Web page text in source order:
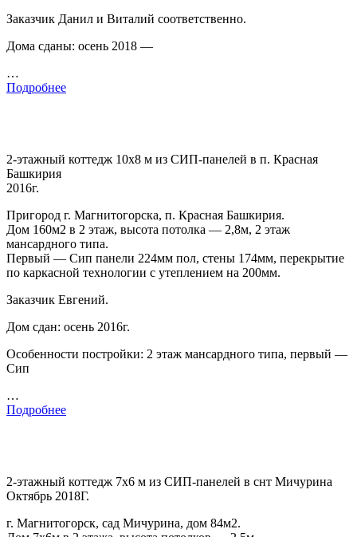
Заказчик Данил и Виталий соответственно.
Дома сданы: осень 2018 —
…
Подробнее
2-этажный коттедж 10х8 м из СИП-панелей в п. Красная
Башкирия
2016г.
Пригород г. Магнитогорска, п. Красная Башкирия.
Дом 160м2 в 2 этаж, высота потолка — 2,8м, 2 этаж
мансардного типа.
Первый — Сип панели 224мм пол, стены 174мм, перекрытие
по каркасной технологии с утеплением на 200мм.
Заказчик Евгений.
Дом сдан: осень 2016г.
Особенности постройки: 2 этаж мансардного типа, первый —
Сип
…
Подробнее
2-этажный коттедж 7х6 м из СИП-панелей в снт Мичурина
Октябрь 2018Г.
г. Магнитогорск, сад Мичурина, дом 84м2.